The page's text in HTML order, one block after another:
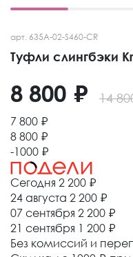
арт. 635A-02-S460-CR
Туфли слингбэки
14
8 800 ₽
7 800 ₽
8 800 ₽
-1000 ₽
Сегодня 2 200 ₽
24 августа 2 200 ₽
07 сентября 2 200 ₽
21 сентября 1 200 ₽
Без комиссий и